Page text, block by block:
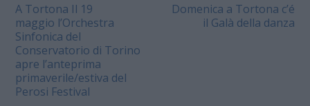
A Tortona Il 19
maggio l’Orchestra
Sinfonica del
Conservatorio di Torino
apre l’anteprima
primaverile/estiva del
Perosi Festival
Domenica a Tortona c’é
il Galà della danza